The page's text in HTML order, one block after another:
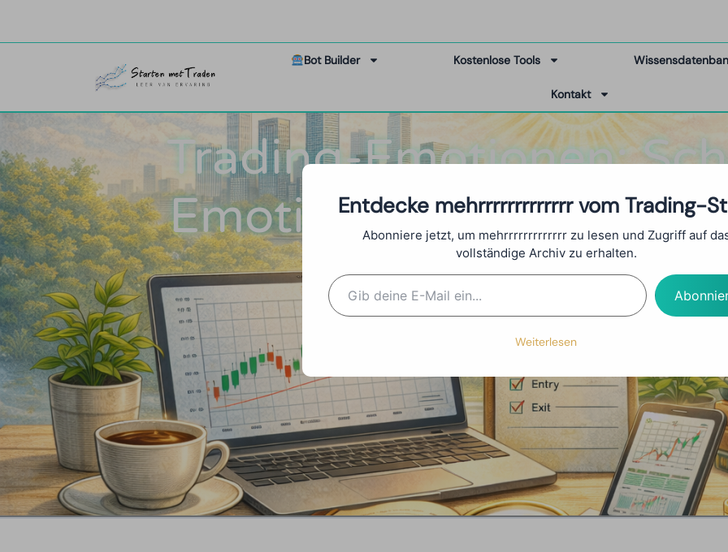
Bot Builder Kostenlose Tools
Kontakt
Trading-Emotionen:
Emotionen Mit Trading
Entdecke mehrrrrrrrrrrrrr vom Trading-
Abonniere jetzt, um mehrrrrrrrrrrrrr zu lesen und Zugriff auf
vollständige Archiv zu erhalten.
Weiterlesen